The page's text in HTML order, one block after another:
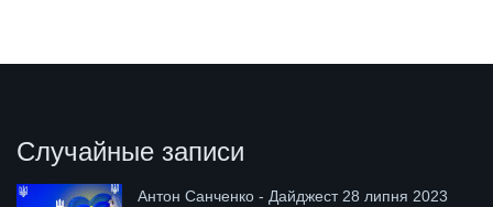
Случайные записи
Антон Санченко - Дайджест 28 липня 2023